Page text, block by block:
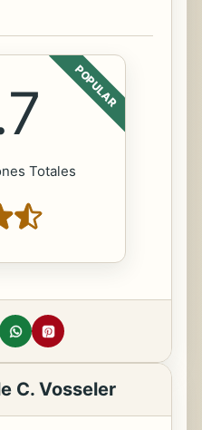
POPULAR
Totales
C. Vosseler